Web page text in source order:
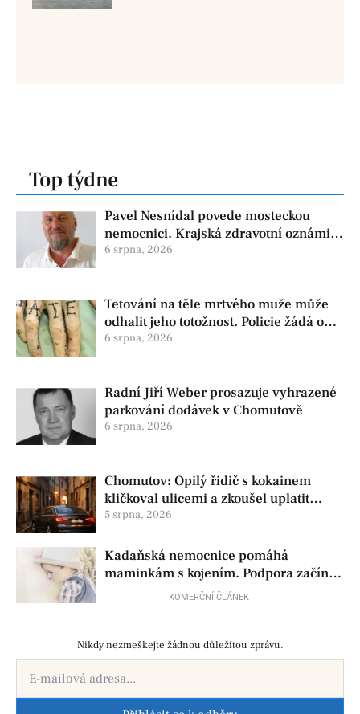
Top týdne
Pavel Nesnídal povede mosteckou
nemocnici. Krajská zdravotní oznámila
změnu ve vedení
6 srpna, 2026
Tetování na těle mrtvého muže může
odhalit jeho totožnost. Policie žádá o
pomoc
6 srpna, 2026
Radní Jiří Weber prosazuje vyhrazené
parkování dodávek v Chomutově
6 srpna, 2026
Chomutov: Opilý řidič s kokainem
kličkoval ulicemi a zkoušel uplatit
policisty
5 srpna, 2026
Kadaňská nemocnice pomáhá
maminkám s kojením. Podpora začíná
už před porodemKOMERČNÍ ČLÁNEK
Nikdy nezmeškejte žádnou důležitou zprávu.